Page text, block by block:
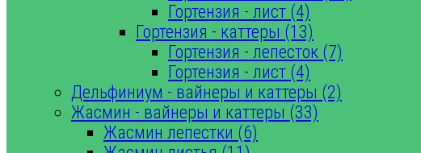
Гортензия - лист (4)
Гортензия - каттеры (13)
Гортензия - лепесток (7)
Гортензия - лист (4)
Дельфиниум - вайнеры и каттеры (2)
Жасмин - вайнеры и каттеры (33)
Жасмин лепестки (6)